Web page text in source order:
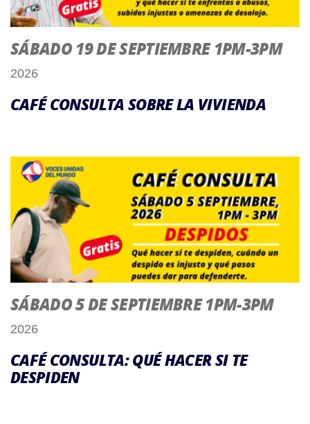
SÁBADO 19 DE SEPTIEMBRE 1PM-3PM
2026
CAFÉ CONSULTA SOBRE LA VIVIENDA
SÁBADO 5 DE SEPTIEMBRE 1PM-3PM
2026
CAFÉ CONSULTA: QUÉ HACER SI TE
DESPIDEN